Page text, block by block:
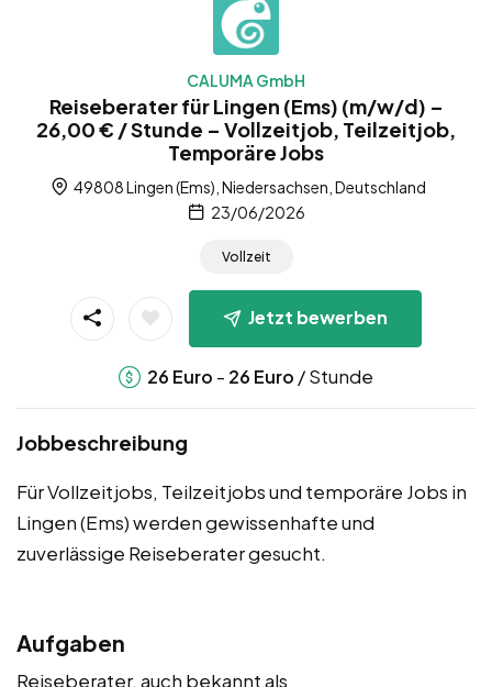
CALUMA GmbH
Reiseberater für Lingen (Ems) (m/w/d) –
26,00 € / Stunde – Vollzeitjob, Teilzeitjob,
Temporäre Jobs
49808 Lingen (Ems), Niedersachsen, Deutschland
23/06/2026
Vollzeit
Jetzt bewerben
26 Euro - 26 Euro / Stunde
Jobbeschreibung
Für Vollzeitjobs, Teilzeitjobs und temporäre Jobs in
Lingen (Ems) werden gewissenhafte und
zuverlässige Reiseberater gesucht.
Aufgaben
Reiseberater, auch bekannt als